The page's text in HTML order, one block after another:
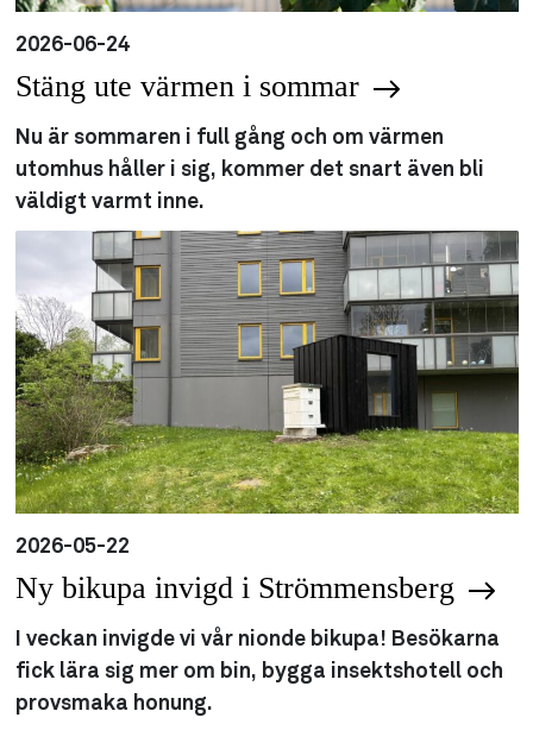
2026-06-24
Stäng ute värmen i sommar
Nu är sommaren i full gång och om värmen
utomhus håller i sig, kommer det snart även bli
väldigt varmt inne.
2026-05-22
Ny bikupa invigd i Strömmensberg
I veckan invigde vi vår nionde bikupa! Besökarna
fick lära sig mer om bin, bygga insektshotell och
provsmaka honung.